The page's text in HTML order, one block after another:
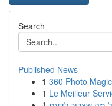
Search
Published News
1 360 Photo
1 Le Meilleur